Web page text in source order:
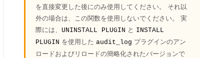
を直接変更した後にのみ使用してください。 それ以
外の場合は、この関数を使用しないでください。 実
際には、 UNINSTALL PLUGIN と INSTALL
PLUGIN を使用した audit_log プラグインのアン
ロードおよびリロードの簡略化されたバージョンで